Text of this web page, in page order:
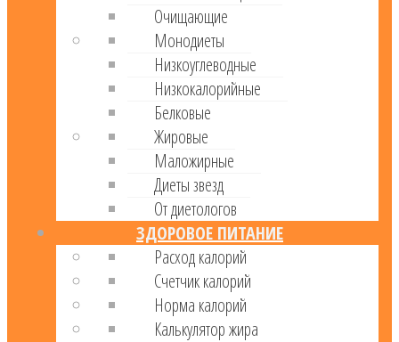
Очищающие
Монодиеты
Низкоуглеводные
Низкокалорийные
Белковые
Жировые
Маложирные
Диеты звезд
От диетологов
ЗДОРОВОЕ ПИТАНИЕ
Расход калорий
Cчетчик калорий
Норма калорий
Калькулятор жира